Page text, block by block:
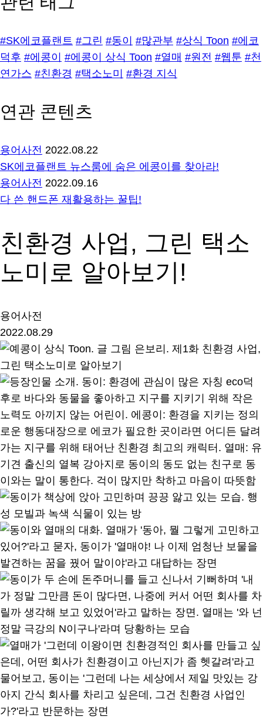
#SK에코플랜트 #그린 #동이 #많관부 #상식 Toon #에코
덕후 #에콩이 #에콩이 상식 Toon #열매 #원전 #웹툰 #천
연가스 #친환경 #택소노미 #환경 지식
연관 콘텐츠
용어사전 2022.08.22
SK에코플랜트 뉴스룸에 숨은 에콩이를 찾아라!
용어사전 2022.09.16
다 쓴 핸드폰 재활용하는 꿀팁!
친환경 사업, 그린 택소
노미로 알아보기!
용어사전
2022.08.29